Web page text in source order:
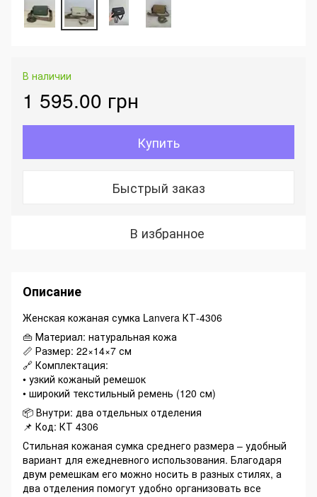
В наличии
1 595.00 грн
Купить
Быстрый заказ
В избранное
Описание
Женская кожаная сумка Lanvera КТ-4306
👜 Материал: натуральная кожа
📏 Размер: 22×14×7 см
🔗 Комплектация:
• узкий кожаный ремешок
• широкий текстильный ремень (120 см)
📦 Внутри: два отдельных отделения
📌 Код: КТ 4306
Стильная кожаная сумка среднего размера – удобный
вариант для ежедневного использования. Благодаря
двум ремешкам его можно носить в разных стилях, а
два отделения помогут удобно организовать все